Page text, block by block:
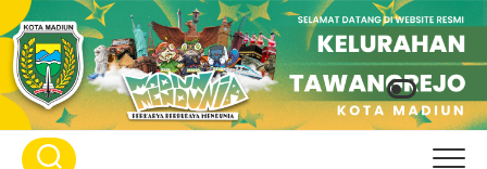
Skip
to
content